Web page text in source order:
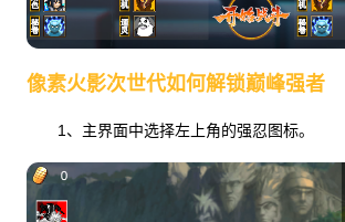
像素火影次世代如何解锁巅峰强者
1、主界面中选择左上角的强忍图标。